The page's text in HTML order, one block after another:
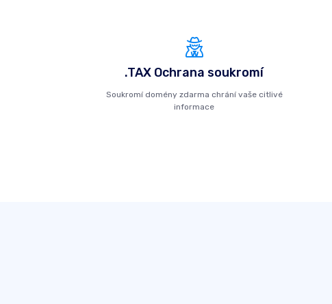
.TAX Ochrana soukromí
Soukromí domény zdarma chrání vaše citlivé
informace